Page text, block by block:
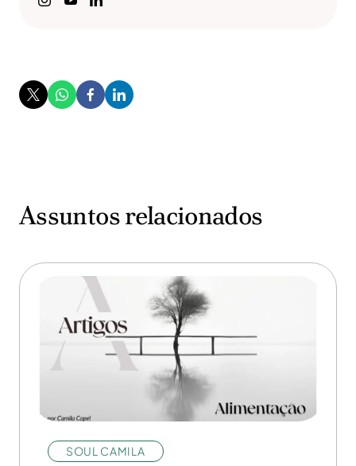
Assuntos relacionados
SOUL CAMILA